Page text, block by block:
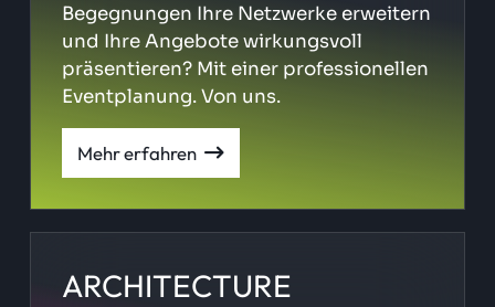
Begegnungen Ihre Netzwerke erweitern
und Ihre Angebote wirkungsvoll
präsentieren? Mit einer professionellen
Eventplanung. Von uns.
Mehr erfahren
ARCHITECTURE